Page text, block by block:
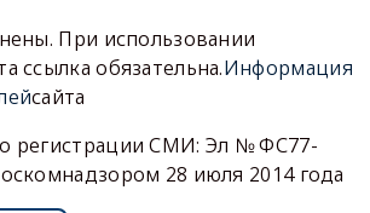
При использовании
ссылка обязательна.Информация
сайта
регистрации СМИ: Эл № ФС77-
28 июля 2014 года